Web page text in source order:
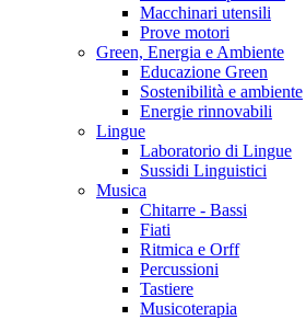
Macchinari utensili
Prove motori
Green, Energia e Ambiente
Educazione Green
Sostenibilità e ambiente
Energie rinnovabili
Lingue
Laboratorio di Lingue
Sussidi Linguistici
Musica
Chitarre - Bassi
Fiati
Ritmica e Orff
Percussioni
Tastiere
Musicoterapia